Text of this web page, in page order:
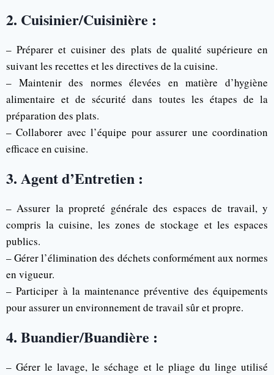
2. Cuisinier/Cuisinière :
– Préparer et cuisiner des plats de qualité supérieure en
suivant les recettes et les directives de la cuisine.
– Maintenir des normes élevées en matière d’hygiène
alimentaire et de sécurité dans toutes les étapes de la
préparation des plats.
– Collaborer avec l’équipe pour assurer une coordination
efficace en cuisine.
3. Agent d’Entretien :
– Assurer la propreté générale des espaces de travail, y
compris la cuisine, les zones de stockage et les espaces
publics.
– Gérer l’élimination des déchets conformément aux normes
en vigueur.
– Participer à la maintenance préventive des équipements
pour assurer un environnement de travail sûr et propre.
4. Buandier/Buandière :
– Gérer le lavage, le séchage et le pliage du linge utilisé